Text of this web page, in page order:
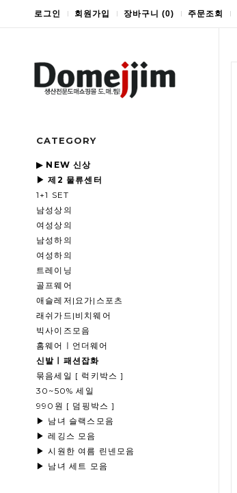
로그인 회원가입 장바구니 (0) 주문조회
CATEGORY
▶ NEW 신상
▶ 제2 물류센터
1+1 SET
남성상의
여성상의
남성하의
여성하의
트레이닝
골프웨어
애슬레저|요가|스포츠
래쉬가드|비치웨어
빅사이즈모음
홈웨어ㅣ언더웨어
신발ㅣ패션잡화
묶음세일 [ 럭키박스 ]
30~50% 세일
990원 [ 덤핑박스 ]
▶ 남녀 슬랙스모음
▶ 레깅스 모음
▶ 시원한 여름 린넨모음
▶ 남녀 세트 모음